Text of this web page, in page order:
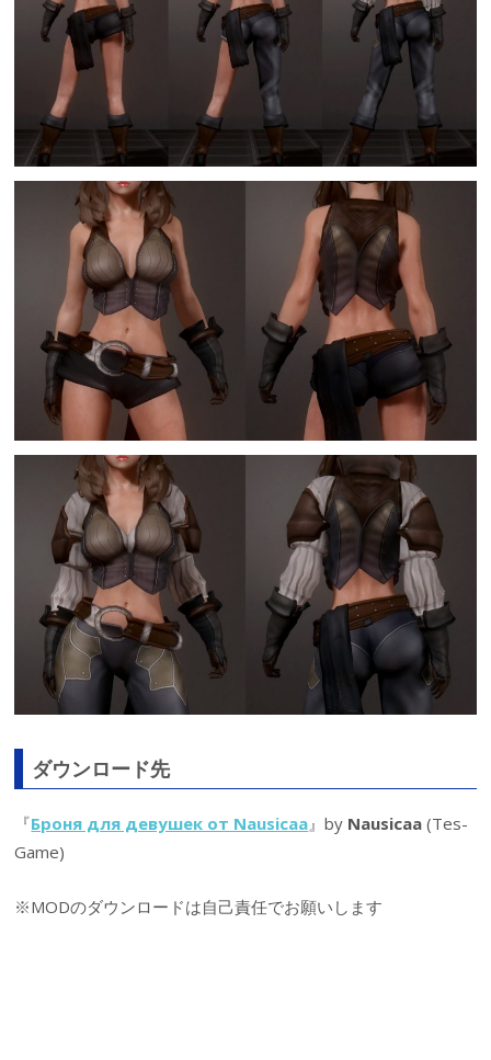
ダウンロード先
『Броня для девушек от Nausicaa 』by Nausicaa(Tes-
Game)
※MODのダウンロードは自己責任でお願いします